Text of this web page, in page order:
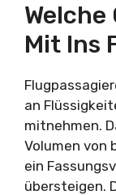
Mit Ins
an
mitnehmen.
Volumen von
ein
übersteigen.